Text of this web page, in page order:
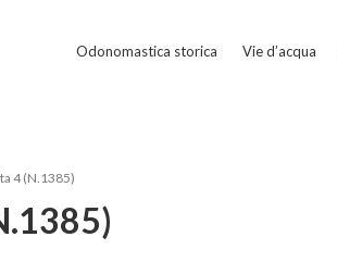
Odonomastica storica Vie d’acqua
4 (N.1385)